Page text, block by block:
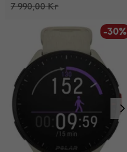
7 990,00 Kr
-30%